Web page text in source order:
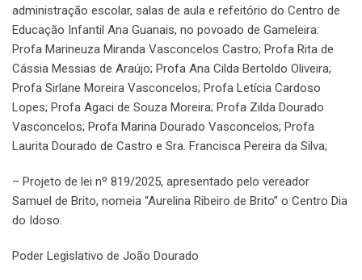
administração escolar, salas de aula e refeitório do Centro de
Educação Infantil Ana Guanais, no povoado de Gameleira:
Profa Marineuza Miranda Vasconcelos Castro; Profa Rita de
Cássia Messias de Araújo; Profa Ana Cilda Bertoldo Oliveira;
Profa Sirlane Moreira Vasconcelos; Profa Letícia Cardoso
Lopes; Profa Agaci de Souza Moreira; Profa Zilda Dourado
Vasconcelos; Profa Marina Dourado Vasconcelos; Profa
Laurita Dourado de Castro e Sra. Francisca Pereira da Silva;
– Projeto de lei nº 819/2025, apresentado pelo vereador
Samuel de Brito, nomeia “Aurelina Ribeiro de Brito” o Centro Dia
do Idoso.
Poder Legislativo de João Dourado